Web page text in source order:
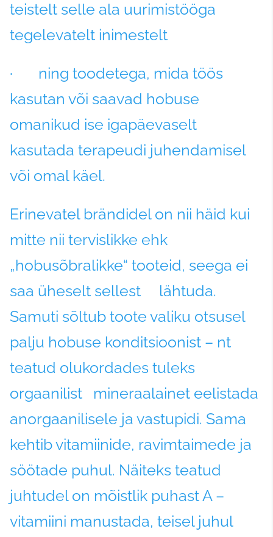
teistelt selle ala uurimistööga
tegelevatelt inimestelt
· ning toodetega, mida töös
kasutan või saavad hobuse
omanikud ise igapäevaselt
kasutada terapeudi juhendamisel
või omal käel.
Erinevatel brändidel on nii häid kui
mitte nii tervislikke ehk
„hobusõbralikke“ tooteid, seega ei
saa üheselt sellest lähtuda.
Samuti sõltub toote valiku otsusel
palju hobuse konditsioonist – nt
teatud olukordades tuleks
orgaanilist mineraalainet eelistada
anorgaanilisele ja vastupidi. Sama
kehtib vitamiinide, ravimtaimede ja
söötade puhul. Näiteks teatud
juhtudel on mõistlik puhast A –
vitamiini manustada, teisel juhul